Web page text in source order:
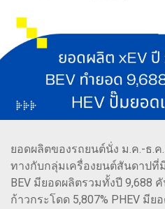
ยอดผลิตของรถยนต์นั่ง ม.ค.-ธ.ค
ทางกับกลุ่มเครื่องยนต์สันดาปที่
BEV มียอดผลิตรวมทั้งปี 9,688
ก้าวกระโดด 5,807% PHEV มีย